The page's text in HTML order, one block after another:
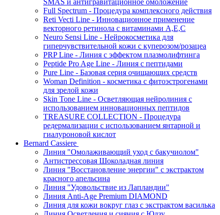
SMAS и антигравитационное омоложение
Full Spectrum - Процедура комплексного действия
Reti Vecti Line - Инновационное применение
векторного ретинола с витаминами A,Е,С
Neuro Sensi Line - Нейрокосметика для
гиперчувствительной кожи с куперозом/розацеа
PRP Line - Линия с эффектом плазмолифтинга
Peptide Pro Age Line - Линия с пептидами
Pure Line - Базовая серия очищающих средств
Woman Definition - косметика с фитоэстрогенами
для зрелой кожи
Skin Tone Line - Осветляющая нейролиния с
использованием инновационных пептидов
TREASURE COLLECTION - Процедура
редермализации с использованием янтарной и
гиалуроновой кислот
Bernard Cassiere
Линия "Омолаживающий уход с бакучиолом"
Антистрессовая Шоколадная линия
Линия "Восстановление энергии" с экстрактом
красного апельсина
Линия "Удовольствие из Лапландии"
Линия Anti-Age Premium DIAMOND
Линия для кожи вокруг глаз с экстрактом василька